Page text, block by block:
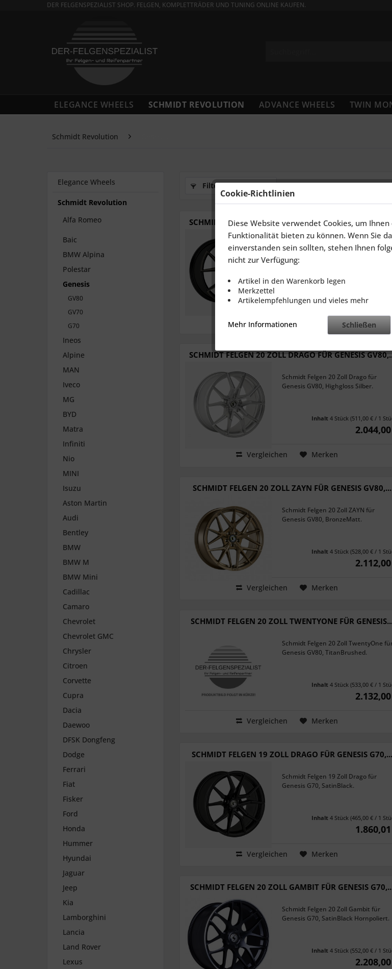
DER FELGENSPEZIALIST SHOP. FELGEN, KOMPLETTRÄDER UND TUNING ONLINE KAUFEN.
ELEGANCE WHEELS SCHMIDT REVOLUTION ADVANCE WHEELS TWIN
Schmidt Revolution
Elegance Wheels
Schmidt Revolution
Alfa Romeo
Baic
BMW Alpina
Polestar
Genesis
GV80
GV70
G70
Ineos
Alpine
MAN
Iveco
MG
BYD
Matra
Infiniti
Nio
MINI
Isuzu
Aston Martin
Audi
Bentley
BMW
BMW M
BMW Mini
Cadillac
Camaro
Chevrolet
Chevrolet GMC
Chrysler
Citroen
Corvette
Cupra
Dacia
Daewoo
DFSK Dongfeng
Dodge
Ferrari
Fiat
Fisker
Ford
Honda
Hummer
Hyundai
Jaguar
Jeep
Kia
Lamborghini
Lancia
Land Rover
Lexus
Filtern
SCHMIDT FELGEN 20 ZOLL DRAGO FÜR GENESIS
Schmidt Felgen 20 Zoll Drago für
Genesis GV80, HellCat Black.
Inhalt4 Stück
2.044,00 €
Vergleichen
SCHMIDT FELGEN 20 ZOLL DRAGO FÜR GENESIS
Schmidt Felgen 20 Zoll Drago für
Genesis GV80, Highgloss Silber.
Inhalt 4 Stück (511,00 € / 1
Vergleichen Merken
SCHMIDT FELGEN 20 ZOLL ZAYN FÜR GENESIS GV80,...
Schmidt Felgen 20 Zoll ZAYN für
Genesis GV80, BronzeMatt.
Inhalt 4 Stück (528,00 € / 1
Vergleichen Merken
SCHMIDT FELGEN 20 ZOLL TWENTYONE FÜR
Schmidt Felgen 20 Zoll TwentyOne
Genesis GV80, TitanBrushed.
Inhalt 4 Stück (533,00 € / 1
Vergleichen Merken
SCHMIDT FELGEN 19 ZOLL DRAGO FÜR GENESIS G70,...
Schmidt Felgen 19 Zoll Drago für
Genesis G70, SatinBlack.
Inhalt 4 Stück (465,00 € / 1
Vergleichen Merken
SCHMIDT FELGEN 20 ZOLL GAMBIT FÜR GENESIS
Schmidt Felgen 20 Zoll Gambit für
Genesis G70, SatinBlack Hornpoliert.
Inhalt 4 Stück (552,00 € / 1
Cookie-Richtlinien
Diese Website verwendet Cookies, um
Funktionalität bieten zu können. Wenn Sie
einverstanden sein sollten, stehen Ihnen
nicht zur Verfügung:
Artikel in den Warenkorb legen
Merkzettel
Artikelempfehlungen und vieles mehr
Mehr Informationen Schließen